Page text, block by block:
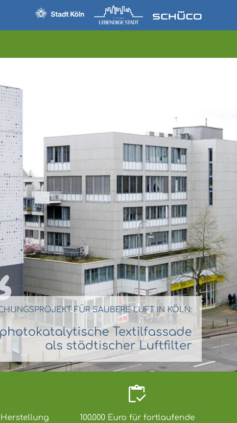
FÜR SAUBERE LUFT IN KÖLN:
Textilfassade
als städtischer Luftfilter
Herstellung
100.000 Euro für fortlaufende